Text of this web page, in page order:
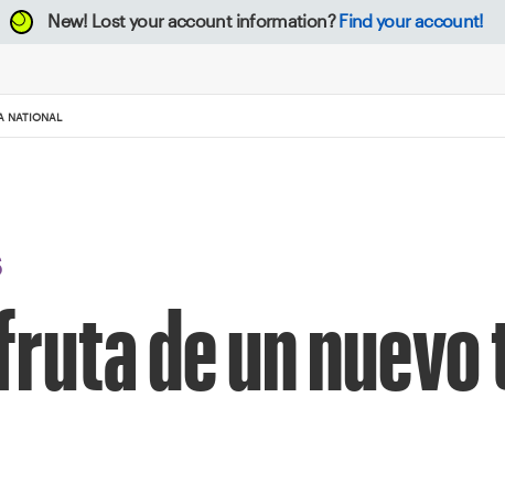
New! Lost your account information? Find your account!
NATIONAL
de un